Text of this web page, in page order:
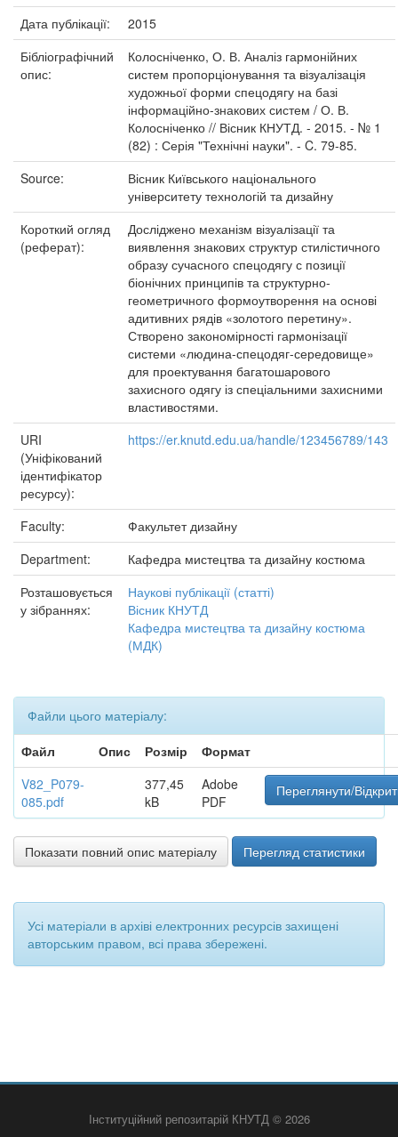
Дата публікації:
2015
Бібліографічний
опис:
Колосніченко, О. В. Аналіз гармонійних
систем пропорціонування та візуалізація
художньої форми спецодягу на базі
інформаційно-знакових систем / О. В.
Колосніченко // Вісник КНУТД. - 2015. - № 1
(82) : Серія "Технічні науки". - C. 79-85.
Source:
Вісник Київського національного
університету технологій та дизайну
Короткий огляд
(реферат):
Досліджено механізм візуалізації та
виявлення знакових структур стилістичного
образу сучасного спецодягу с позиції
біонічних принципів та структурно-
геометричного формоутворення на основі
адитивних рядів «золотого перетину».
Створено закономірності гармонізації
системи «людина-спецодяг-середовище»
для проектування багатошарового
захисного одягу із спеціальними захисними
властивостями.
URI
(Уніфікований
ідентифікатор
ресурсу):
https://er.knutd.edu.ua/handle/123456789/143
Faculty:
Факультет дизайну
Department:
Кафедра мистецтва та дизайну костюма
Розташовується
у зібраннях:
Наукові публікації (статті)
Вісник КНУТД
Кафедра мистецтва та дизайну костюма
(МДК)
Файли цього матеріалу:
Файл
Опис Розмір
Формат
V82_P079-
085.pdf
377,45
kB
Adobe
PDF
Переглянути/
Показати повний опис матеріалу Перегляд статистики
Усі матеріали в архіві електронних ресурсів захищені
авторським правом, всі права збережені.
Інституційний репозитарій КНУТД © 2026